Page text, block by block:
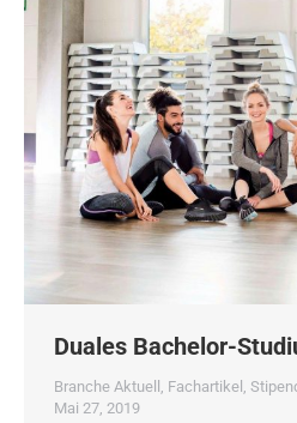
Duales Bachelor-
Branche Aktuell Fachartikel
Mai 27, 2019